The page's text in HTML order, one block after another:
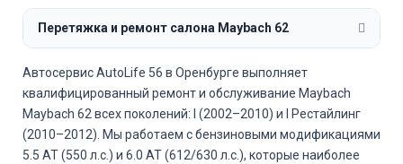
Перетяжка и ремонт салона Maybach 62
Автосервис AutoLife 56 в Оренбурге выполняет
квалифицированный ремонт и обслуживание Maybach
Maybach 62 всех поколений: I (2002–2010) и I Рестайлинг
(2010–2012). Мы работаем с бензиновыми модификациями
5.5 AT (550 л.с.) и 6.0 AT (612/630 л.с.), которые наиболее